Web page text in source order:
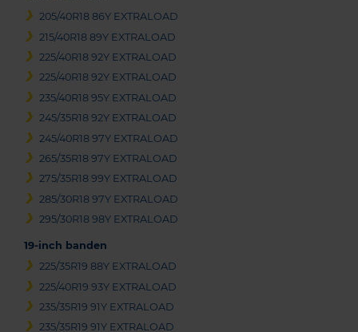
205/40R18 86Y EXTRALOAD
215/40R18 89Y EXTRALOAD
225/40R18 92Y EXTRALOAD
225/40R18 92Y EXTRALOAD
235/40R18 95Y EXTRALOAD
245/35R18 92Y EXTRALOAD
245/40R18 97Y EXTRALOAD
265/35R18 97Y EXTRALOAD
275/35R18 99Y EXTRALOAD
285/30R18 97Y EXTRALOAD
295/30R18 98Y EXTRALOAD
19-inch banden
225/35R19 88Y EXTRALOAD
225/40R19 93Y EXTRALOAD
235/35R19 91Y EXTRALOAD
235/35R19 91Y EXTRALOAD